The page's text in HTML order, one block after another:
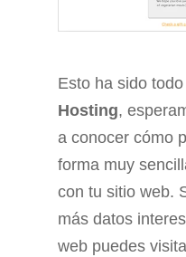
Esto ha sido
Hosting,
a conocer cómo
forma muy
con tu sitio web.
más datos
web puedes